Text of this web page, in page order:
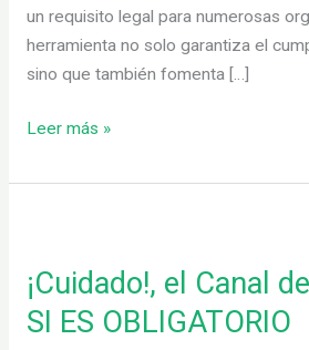
un requisito legal para numerosas
herramienta no solo garantiza el
sino que también fomenta […]
Leer más »
¡Cuidado!, el Canal
SI ES OBLIGATORIO
Canal
de
Denuncias